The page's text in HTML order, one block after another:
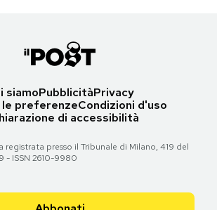
siamoPubblicitàPrivacy
preferenzeCondizioni d'uso
di accessibilità
registrata presso il Tribunale di Milano, 419 del
- ISSN 2610-9980